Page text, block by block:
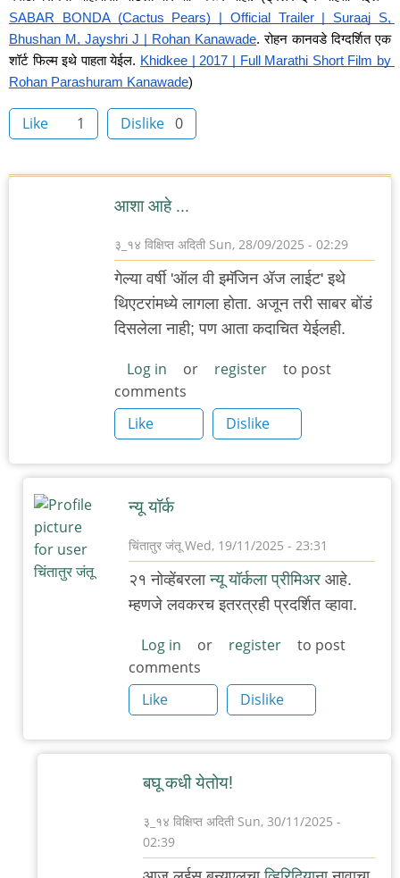
SABAR BONDA (Cactus Pears) | Official Trailer | Suraaj S,
Bhushan M, Jayshri J | Rohan Kanawade. रोहन कानवडे दिग्दर्शित एक
शॉर्ट फिल्म इथे पाहता येईल. Khidkee | 2017 | Full Marathi Short Film by
Rohan Parashuram Kanawade)
Like 1 Dislike 0
आशा आहे ...
३_१४ विक्षिप्त अदिती Sun, 28/09/2025 - 02:29
गेल्या वर्षी 'ऑल वी इमॅजिन ॲज लाईट' इथे
थिएटरांमध्ये लागला होता. अजून तरी साबर बोंडं
दिसलेला नाही; पण आता कदाचित येईलही.
Log in or register
to post
comments
Like
Dislike
न्यू यॉर्क
चिंतातुर जंतूWed, 19/11/2025 - 23:31
reply
आशा
आहे
...
by
३_१४
अदिती
२१ नोव्हेंबरलान्यू यॉर्कला प्रीमिअर आहे.
म्हणजे लवकरच इतरत्रही प्रदर्शित व्हावा.
Log in or register
to post
comments
Like
Dislike
बघू कधी येतोय!
३_१४ विक्षिप्त अदिती Sun, 30/11/2025 -
02:39